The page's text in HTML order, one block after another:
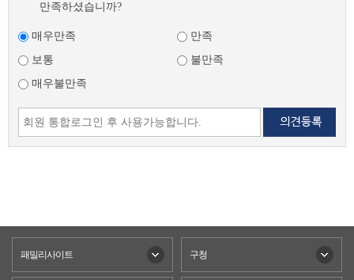
만족하셨습니까?
매우만족
만족
보통
불만족
매우불만족
패밀리사이트 구청